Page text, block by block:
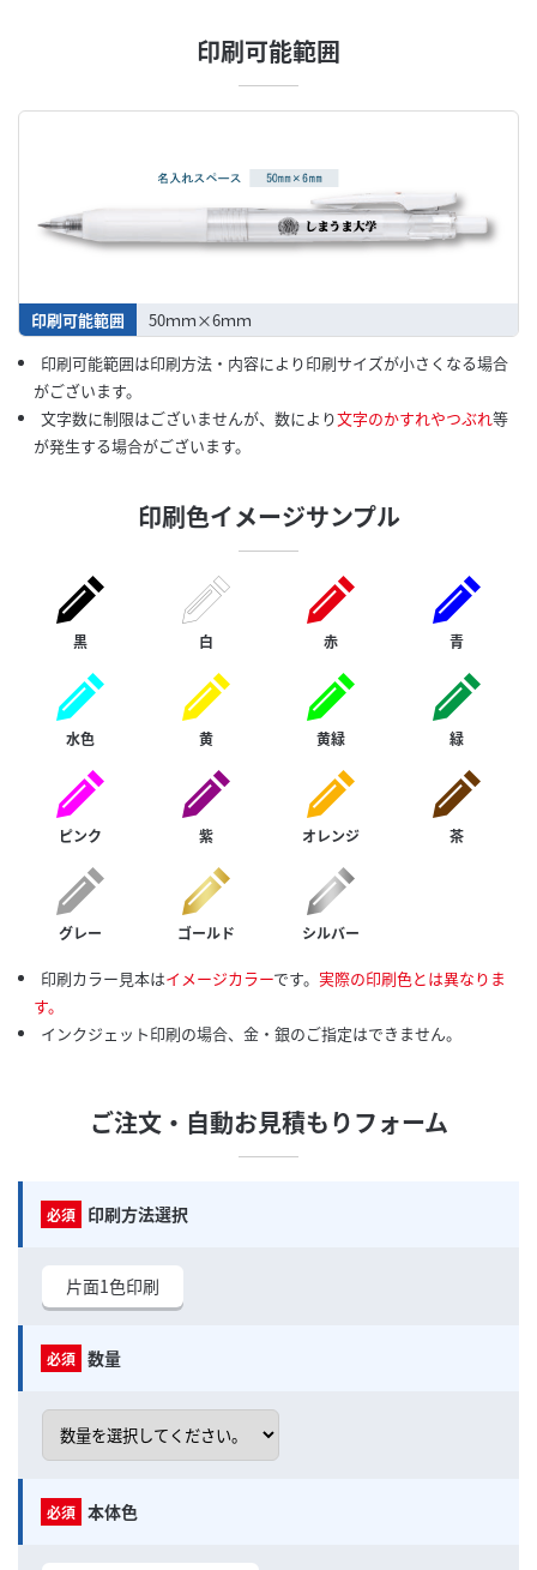
印刷可能範囲
印刷可能範囲
50ｍｍ×6ｍｍ
印刷可能範囲は印刷方法・内容により印刷サイズが小さくなる場合
がございます。
文字数に制限はございませんが、数により文字のかすれやつぶれ等
が発生する場合がございます。
印刷色イメージサンプル
黒 白 赤 青
水色 黄 黄緑 緑
ピンク 紫 オレンジ 茶
グレー ゴールド シルバー
印刷カラー見本はイメージカラーです。 実際の印刷色とは異なりま
す。
インクジェット印刷の場合、金・銀のご指定はできません。
ご注文・自動お見積もりフォーム
印刷方法選択
片面1色印刷
数量
本体色